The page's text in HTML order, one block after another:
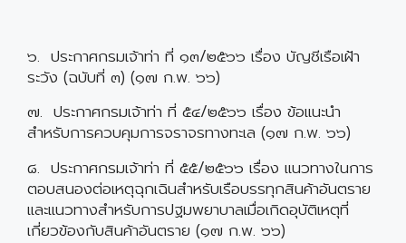
๖. ประกาศกรมเจ้าท่า ที่ ๑๓/๒๕๖๖ เรื่อง บัญชีเรือเฝ้า
ระวัง (ฉบับที่ ๓) (๑๗ ก.พ. ๖๖)
๗. ประกาศกรมเจ้าท่า ที่ ๕๔/๒๕๖๖ เรื่อง ข้อแนะนำ
สำหรับการควบคุมการจราจรทางทะเล (๑๗ ก.พ. ๖๖)
๘. ประกาศกรมเจ้าท่า ที่ ๕๕/๒๕๖๖ เรื่อง แนวทางในการ
ตอบสนองต่อเหตุฉุกเฉินสำหรับเรือบรรทุกสินค้าอันตราย
และแนวทางสำหรับการปฐมพยาบาลเมื่อเกิดอุบัติเหตุที่
เกี่ยวข้องกับสินค้าอันตราย (๑๗ ก.พ. ๖๖)